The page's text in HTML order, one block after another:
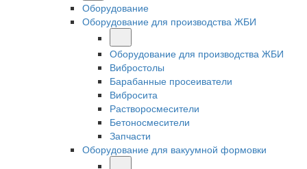
Оборудование
Оборудование для производства ЖБИ
Оборудование для производства ЖБИ
Вибростолы
Барабанные просеиватели
Вибросита
Растворосмесители
Бетоносмесители
Запчасти
Оборудование для вакуумной формовки